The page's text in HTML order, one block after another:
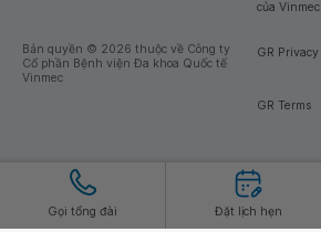
Gọi tổng đài Đặt lịch hẹn
Bản quyền © 2026 thuộc về Công ty
Cổ phần Bệnh viện Đa khoa Quốc tế
Vinmec
của Vinmec
GR Privacy
GR Terms